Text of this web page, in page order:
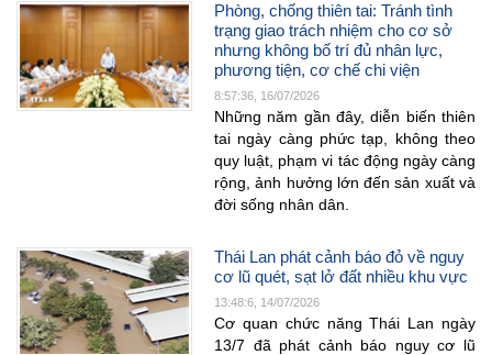
Phòng, chống thiên tai: Tránh tình
trạng giao trách nhiệm cho cơ sở
nhưng không bố trí đủ nhân lực,
phương tiện, cơ chế chi viện
8:57:36, 16/07/2026
Những năm gần đây, diễn biến thiên
tai ngày càng phức tạp, không theo
quy luật, phạm vi tác động ngày càng
rộng, ảnh hưởng lớn đến sản xuất và
đời sống nhân dân.
Thái Lan phát cảnh báo đỏ về nguy
cơ lũ quét, sạt lở đất nhiều khu vực
13:48:6, 14/07/2026
Cơ quan chức năng Thái Lan ngày
13/7 đã phát cảnh báo nguy cơ lũ